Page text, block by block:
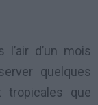
d’un mois
quelques
tropicales que